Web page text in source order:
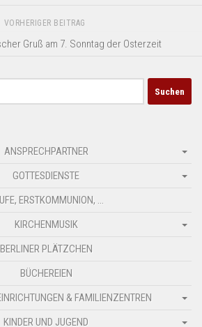
VORHERIGER BEITRAG
Gruß am 7. Sonntag der Osterzeit
ANSPRECHPARTNER
GOTTESDIENSTE
ERSTKOMMUNION, …
KIRCHENMUSIK
BERLINER PLÄTZCHEN
BÜCHEREIEN
& FAMILIENZENTREN
KINDER UND JUGEND